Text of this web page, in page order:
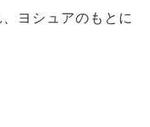
ヨシュアのもとに